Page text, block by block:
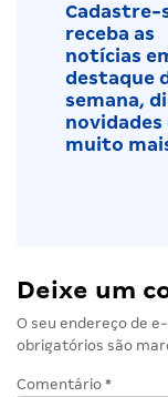
Cadastre-
receba as
notícias
destaque
semana,
novidades
muito
Deixe um
O seu endereço de
obrigatórios são
Comentário *